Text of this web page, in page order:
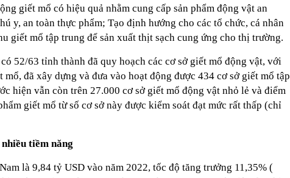
giết mổ có hiệu quả nhằm cung cấp sản phẩm động vật an
y, an toàn thực phẩm; Tạo định hướng cho các tổ chức, cá nhân
giết mổ tập trung để sản xuất thịt sạch cung ứng cho thị trường.
52/63 tỉnh thành đã quy hoạch các cơ sở giết mổ động vật, với
mổ, đã xây dựng và đưa vào hoạt động được 434 cơ sở giết mổ tập
hiện vẫn còn trên 27.000 cơ sở giết mổ động vật nhỏ lẻ và điểm
giết mổ từ số cơ sở này được kiểm soát đạt mức rất thấp (chỉ
nhiều tiềm năng
là 9,84 tỷ USD vào năm 2022, tốc độ tăng trưởng 11,35% (